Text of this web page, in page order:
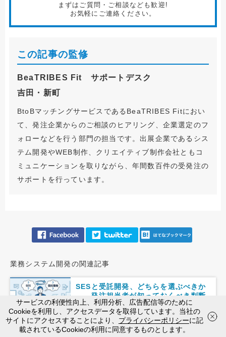
まずはご質問・ご相談なども歓迎!
お気軽にご連絡ください。
この記事の監修
BeaTRIBES Fit サポートデスク
吉田・新町
BtoBマッチングサービスであるBeaTRIBES Fitにおい
て、発注企業からのご相談のヒアリング、企業選定のフ
ォローなどを行う部門の担当です。出展企業であるシス
テム開発やWEB制作、クリエイティブ制作会社ともコ
ミュニケーションを取りながら、年間数百件の受発注の
サポートを行っています。
業務システム開発の関連記事
SESと受託開発、どちらを選ぶべきか
――発注担当者が知っておくべき判断
基準
WEBから相談 お電話で相談
平日10:00〜18:00
サービスの利便性向上、利用分析、広告配信等のために
Cookieを利用し、アクセスデータを取得しています。当社の
サイトにアクセスすることにより、 プライバシーポリシーに記
載されているCookieの利用に同意するものとします。